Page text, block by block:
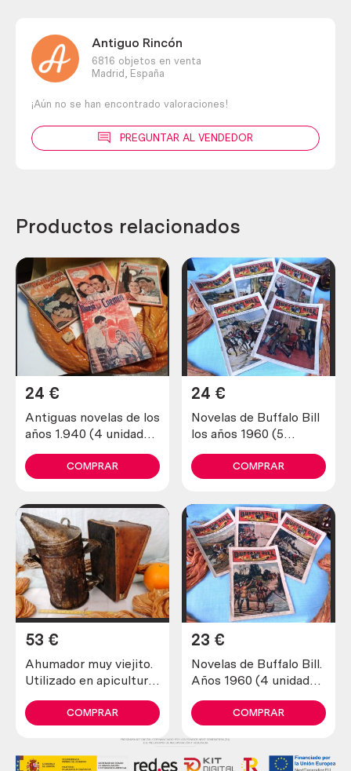
Antiguo Rincón
6816 objetos en venta
Madrid,
España
¡Aún no se han encontrado valoraciones!
PREGUNTAR AL VENDEDOR
Productos relacionados
Antiguas novelas de los
años 1.940 (4 unidades
24 €
COMPRAR
Novelas de Buffalo Bill
los años 1960 (5
24 €
COMPRAR
Ahumador muy viejito.
Utilizado en apicultura
abejas
53 €
COMPRAR
Novelas de Buffalo Bill.
Años 1960 (4 unidades
23 €
COMPRAR